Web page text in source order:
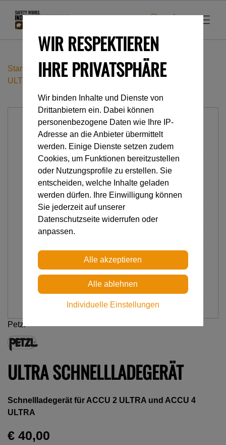
Startseite Accessoires
Lampen & Beleuchtung
ULTRA Schnellladegerät
Petzl
ULTRA SCHNELLLADEGERÄT
Schnellladegerät für ACCU 2 ULTRA und ACCU 4
ULTRA
€ 40,00
WIR RESPEKTIEREN
IHRE PRIVATSPHÄRE
Wir binden Inhalte und Dienste von
Drittanbietern ein. Dabei können
personenbezogene Daten wie Ihre IP-
Adresse an die Anbieter übermittelt
werden. Einige Dienste setzen zudem
Cookies, um Funktionen bereitzustellen
oder Nutzungsprofile zu erstellen. Sie
entscheiden, welche Inhalte geladen
werden dürfen. Ihre Einwilligung können
Sie jederzeit auf unserer
Datenschutzseite widerrufen oder
anpassen.
Individuelle Einstellungen